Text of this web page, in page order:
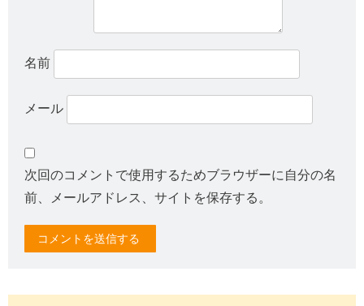
名前
メール
次回のコメントで使用するためブラウザーに自分の名
前、メールアドレス、サイトを保存する。